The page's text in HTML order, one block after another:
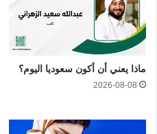
ماذا يعني أن أكون سعوديا اليوم؟
2026-08-08